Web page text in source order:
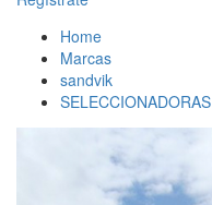
Home
Marcas
sandvik
SELECCIONADORAS